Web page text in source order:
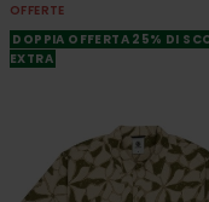
OFFERTE
DOPPIA OFFERTA 25% DI
EXTRA